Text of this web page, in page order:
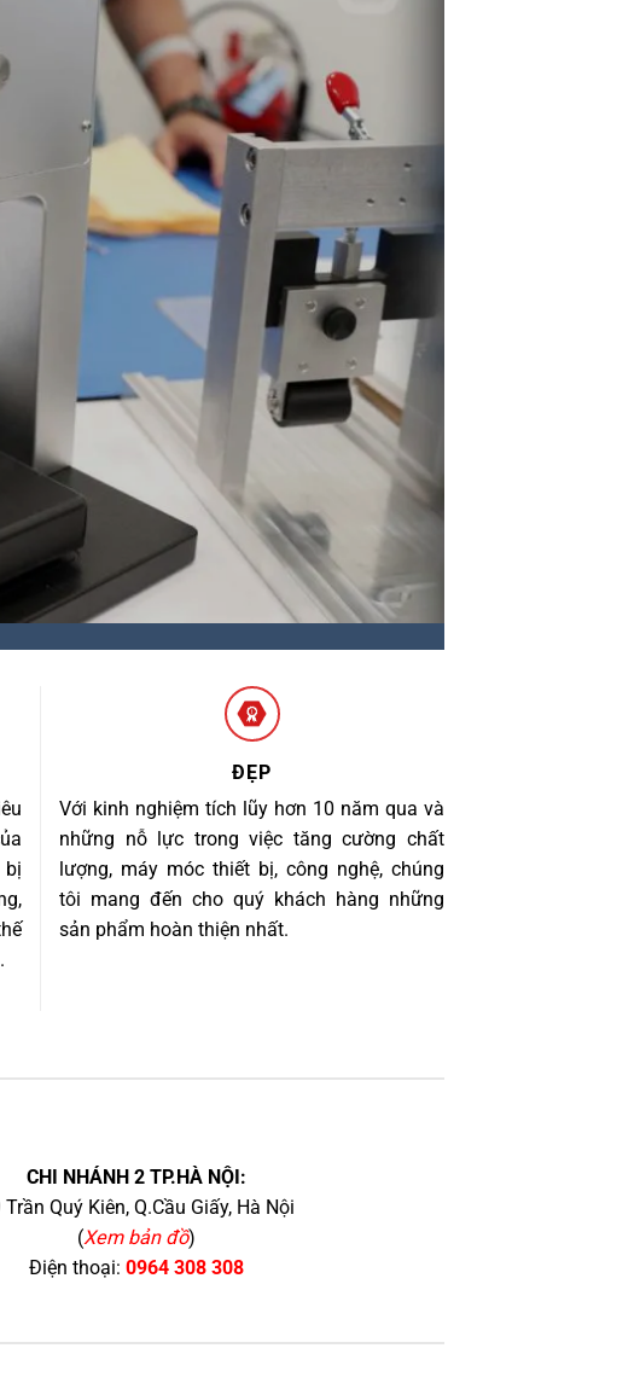
bị
ĐẸP
Với kinh nghiệm tích lũy hơn 10 năm qua và
những nỗ lực trong việc tăng cường chất
lượng, máy móc thiết bị, công nghệ, chúng
tôi mang đến cho quý khách hàng những
sản phẩm hoàn thiện nhất.
CHI NHÁNH 2 TP.HÀ NỘI:
Trần Quý Kiên, Q.Cầu Giấy, Hà Nội
(Xem bản đồ)
Điện thoại: 0964 308 308